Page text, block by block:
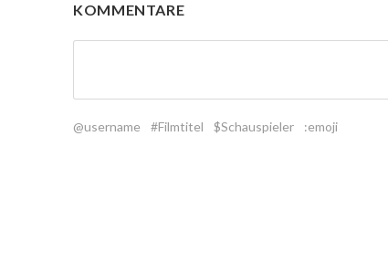
KOMMENTARE
@username #Filmtitel $Schauspieler :emoji